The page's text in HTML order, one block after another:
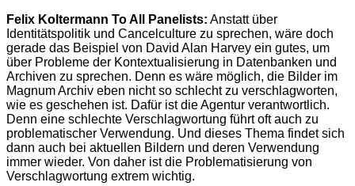
Felix Koltermann To All Panelists: Anstatt über
Identitätspolitik und Cancelculture zu sprechen, wäre doch
gerade das Beispiel von David Alan Harvey ein gutes, um
über Probleme der Kontextualisierung in Datenbanken und
Archiven zu sprechen. Denn es wäre möglich, die Bilder im
Magnum Archiv eben nicht so schlecht zu verschlagworten,
wie es geschehen ist. Dafür ist die Agentur verantwortlich.
Denn eine schlechte Verschlagwortung führt oft auch zu
problematischer Verwendung. Und dieses Thema findet sich
dann auch bei aktuellen Bildern und deren Verwendung
immer wieder. Von daher ist die Problematisierung von
Verschlagwortung extrem wichtig.